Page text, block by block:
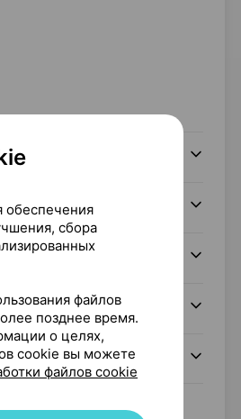
обеспечения
сбора
файлов
позднее время.
о целях,
cookie вы можете
файлов cookie